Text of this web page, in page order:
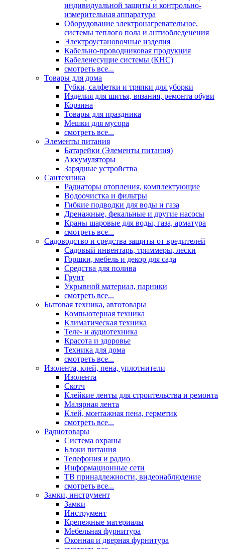
индивидуальной защиты и контрольно-
измерительная аппаратура
Оборудование электронагревательное,
системы теплого пола и антиобледенения
Электроустановочные изделия
Кабельно-проводниковая продукция
Кабеленесущие системы (КНС)
смотреть все...
Товары для дома
Губки, салфетки и тряпки для уборки
Изделия для шитья, вязания, ремонта обуви
Корзина
Товары для праздника
Мешки для мусора
смотреть все...
Элементы питания
Батарейки (Элементы питания)
Аккумуляторы
Зарядные устройства
Сантехника
Радиаторы отопления, комплектующие
Водоочистка и фильтры
Гибкие подводки для воды и газа
Дренажные, фекальные и другие насосы
Краны шаровые для воды, газа, арматура
смотреть все...
Садоводство и средства защиты от вредителей
Садовый инвентарь, триммеры, лески
Горшки, мебель и декор для сада
Средства для полива
Грунт
Укрывной материал, парники
смотреть все...
Бытовая техника, автотовары
Компьютерная техника
Климатическая техника
Теле- и аудиотехника
Красота и здоровье
Техника для дома
смотреть все...
Изолента, клей, пена, уплотнители
Изолента
Скотч
Клейкие ленты для строительства и ремонта
Малярная лента
Клей, монтажная пена, герметик
смотреть все...
Радиотовары
Система охраны
Блоки питания
Телефония и радио
Информационные сети
ТВ принадлежности, видеонаблюдение
смотреть все...
Замки, инструмент
Замки
Инструмент
Крепежные материалы
Мебельная фурнитура
Оконная и дверная фурнитура